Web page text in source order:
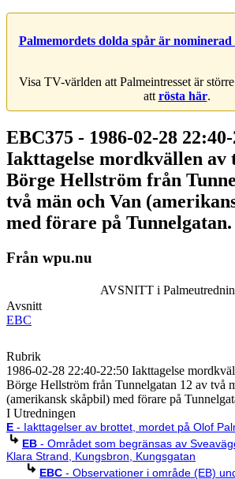
Palmemordets dolda spår är
Visa TV-världen att Palmeintresset är
att rösta här.
EBC375 - 1986-02-28
Iakttagelse mordkvällen av
Börge Hellström från
två män och Van
med förare på Tunnelgatan.
Från wpu.nu
AVSNITT i
Avsnitt
EBC
Rubrik
1986-02-28 22:40-22:50 Iakttagelse
Börge Hellström från Tunnelgatan 12 av två
(amerikansk skåpbil) med förare på
I Utredningen
E - Iakttagelser av brottet, mordet på Olof
EB - Området som begränsas av
Klara Strand, Kungsbron, Kungsgatan
EBC - Observationer i område (EB)